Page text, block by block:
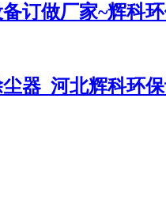
订做厂家~辉科
器_河北辉科环